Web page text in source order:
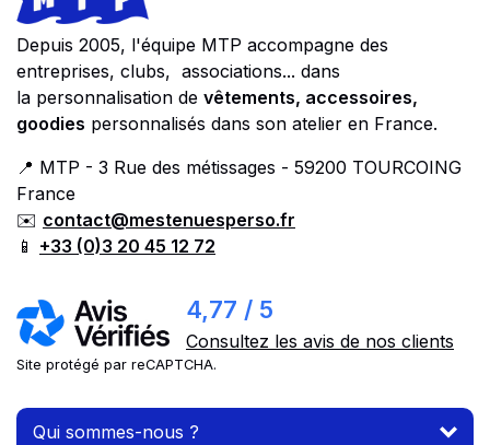
Depuis 2005, l'équipe MTP accompagne des
entreprises, clubs, associations... dans
la personnalisation de vêtements, accessoires,
goodies personnalisés dans son atelier en France.
📍 MTP - 3 Rue des métissages - 59200 TOURCOING
France
✉️ contact@mestenuesperso.fr
📱 +33 (0)3 20 45 12 72
4,77 / 5
Consultez les avis de nos clients
Site protégé par reCAPTCHA.
Qui sommes-nous ?